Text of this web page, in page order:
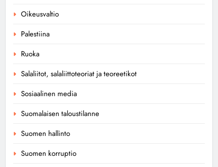
Oikeusvaltio
Palestiina
Ruoka
Salaliitot, salaliittoteoriat ja teoreetikot
Sosiaalinen media
Suomalaisen taloustilanne
Suomen hallinto
Suomen korruptio